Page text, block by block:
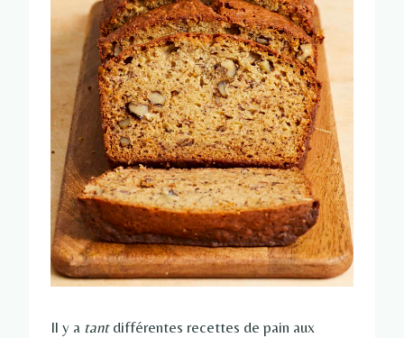
Il y a tantdifférentes recettes de pain aux